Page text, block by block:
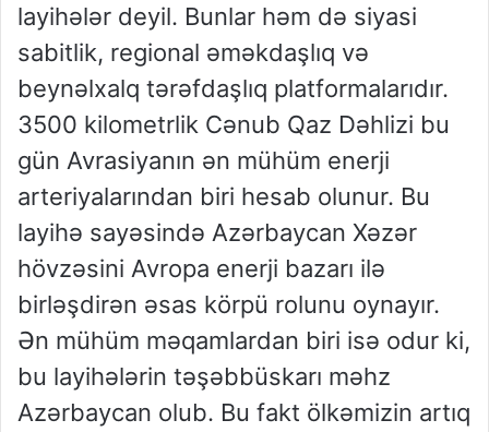
layihələr deyil. Bunlar həm də siyasi
sabitlik, regional əməkdaşlıq və
beynəlxalq tərəfdaşlıq platformalarıdır.
3500 kilometrlik Cənub Qaz Dəhlizi bu
gün Avrasiyanın ən mühüm enerji
arteriyalarından biri hesab olunur. Bu
layihə sayəsində Azərbaycan Xəzər
hövzəsini Avropa enerji bazarı ilə
birləşdirən əsas körpü rolunu oynayır.
Ən mühüm məqamlardan biri isə odur ki,
bu layihələrin təşəbbüskarı məhz
Azərbaycan olub. Bu fakt ölkəmizin artıq